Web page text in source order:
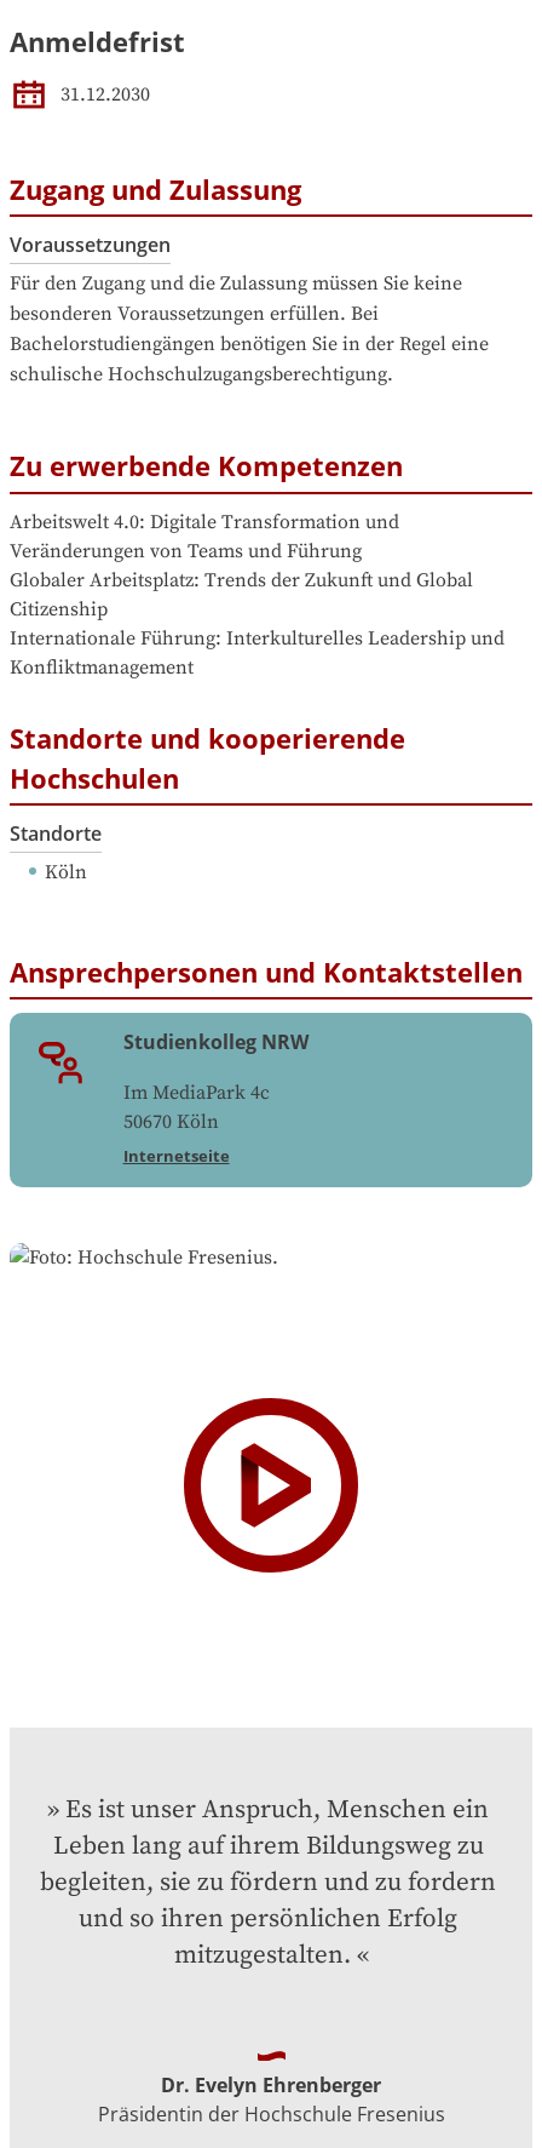
Anmeldefrist
31.12.2030
Zugang und Zulassung
Voraussetzungen
Für den Zugang und die Zulassung müssen Sie keine
besonderen Voraussetzungen erfüllen. Bei
Bachelorstudiengängen benötigen Sie in der Regel eine
schulische Hochschulzugangsberechtigung.
Zu erwerbende Kompetenzen
Arbeitswelt 4.0: Digitale Transformation und
Veränderungen von Teams und Führung
Globaler Arbeitsplatz: Trends der Zukunft und Global
Citizenship
Internationale Führung: Interkulturelles Leadership und
Konfliktmanagement
Standorte und kooperierende
Hochschulen
Standorte
Köln
Ansprechpersonen und Kontaktstellen
Studienkolleg NRW
Im MediaPark 4c
50670 Köln
Internetseite
Es ist unser Anspruch, Menschen ein
Leben lang auf ihrem Bildungsweg zu
begleiten, sie zu fördern und zu fordern
und so ihren persönlichen Erfolg
mitzugestalten.
Dr. Evelyn Ehrenberger
Präsidentin der Hochschule Fresenius